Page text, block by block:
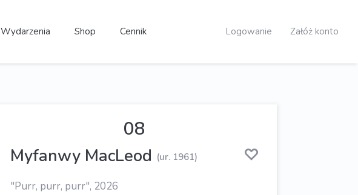
Wydarzenia Shop Cennik Logowanie Załóż konto
08
Myfanwy MacLeod (ur. 1961)
"Purr, purr, purr", 2026